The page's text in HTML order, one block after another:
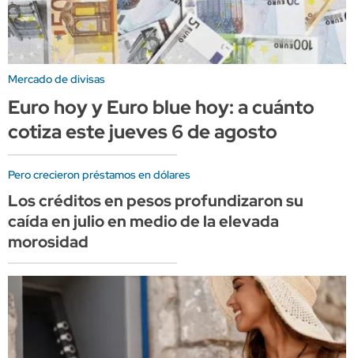
Mercado de divisas
Euro hoy y Euro blue hoy: a cuánto
cotiza este jueves 6 de agosto
Pero crecieron préstamos en dólares
Los créditos en pesos profundizaron su
caída en julio en medio de la elevada
morosidad